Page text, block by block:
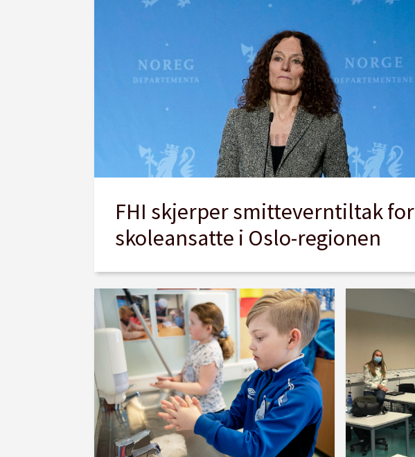
FHI skjerper smitteverntiltak for
skoleansatte i Oslo-regionen